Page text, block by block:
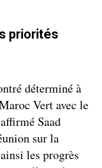
priorités
déterminé à
Vert avec le
Saad
sur la
les progrès